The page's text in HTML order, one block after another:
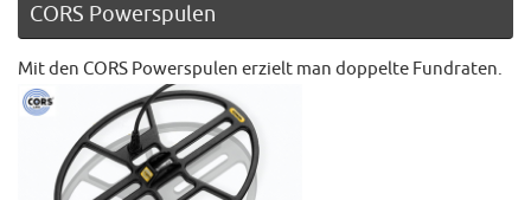
CORS Powerspulen
Mit den CORS Powerspulen erzielt man doppelte Fundraten.